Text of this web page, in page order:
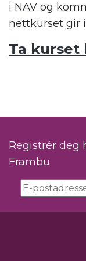
i NAV og
nettkurset gir
Ta kurset
Registrér deg
Frambu